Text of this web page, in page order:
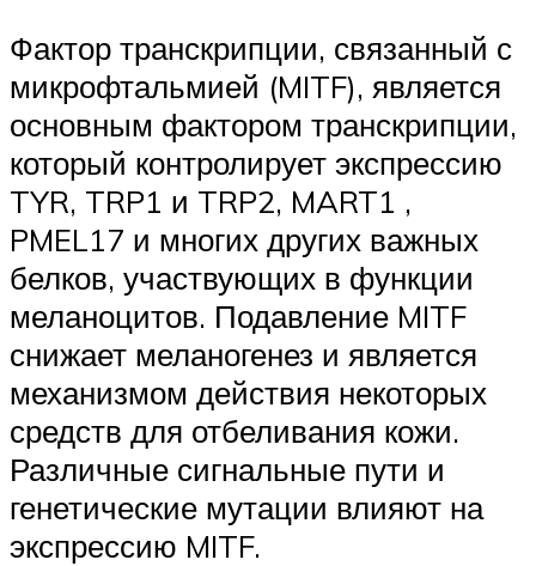
Фактор транскрипции, связанный с
микрофтальмией (MITF), является
основным фактором транскрипции,
который контролирует экспрессию
TYR, TRP1 и TRP2, MART1 ,
PMEL17 и многих других важных
белков, участвующих в функции
меланоцитов. Подавление MITF
снижает меланогенез и является
механизмом действия некоторых
средств для отбеливания кожи.
Различные сигнальные пути и
генетические мутации влияют на
экспрессию MITF.